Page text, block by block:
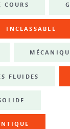
COURS
INCLASSABLE
FLUIDES